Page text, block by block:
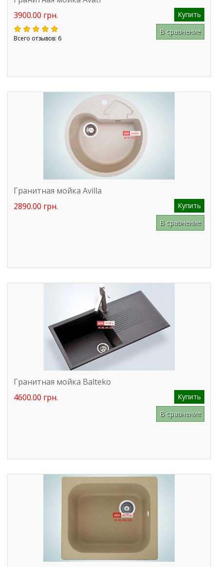
3900.00 грн.
Купить
Всего отзывов: 6
В сравнение
Гранитная мойка Avilla
2890.00 грн.
Купить
В сравнение
Гранитная мойка Balteko
4600.00 грн.
Купить
В сравнение